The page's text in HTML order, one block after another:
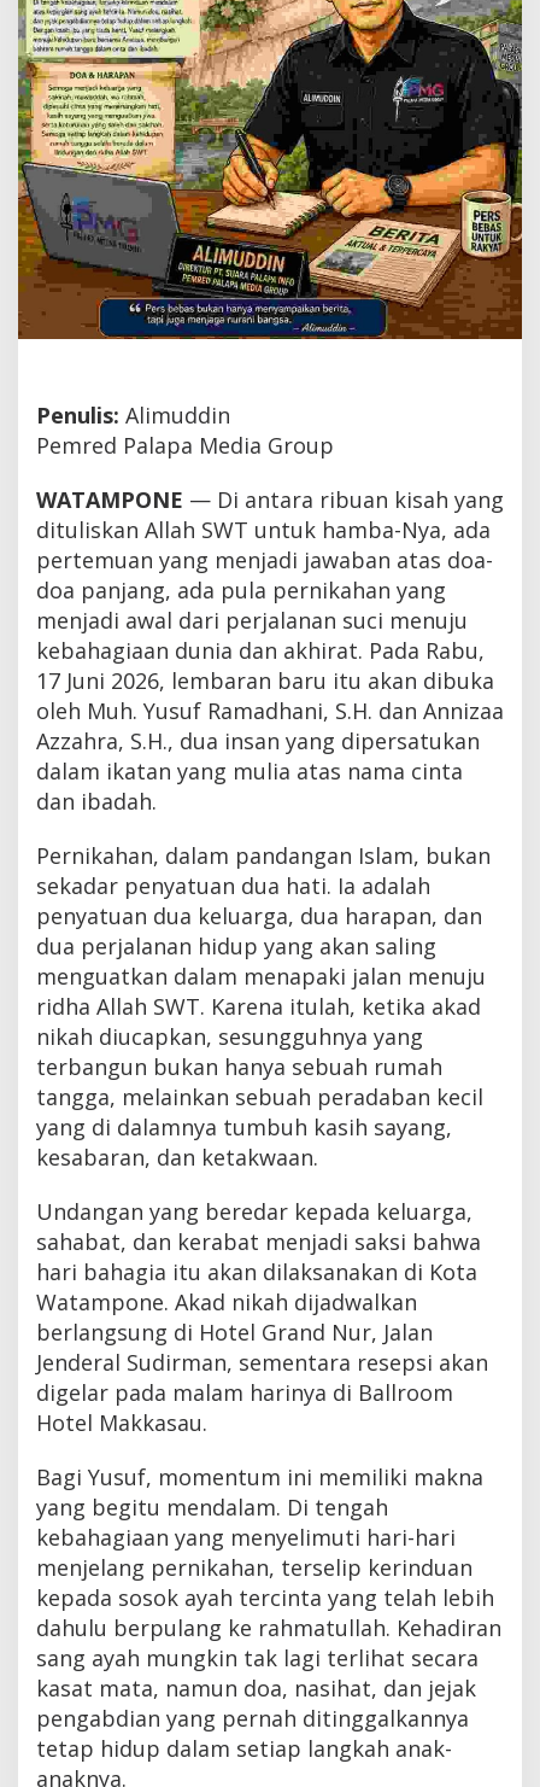
Penulis: Alimuddin
Pemred Palapa Media Group
WATAMPONE — Di antara ribuan kisah yang
dituliskan Allah SWT untuk hamba-Nya, ada
pertemuan yang menjadi jawaban atas doa-
doa panjang, ada pula pernikahan yang
menjadi awal dari perjalanan suci menuju
kebahagiaan dunia dan akhirat. Pada Rabu,
17 Juni 2026, lembaran baru itu akan dibuka
oleh Muh. Yusuf Ramadhani, S.H. dan Annizaa
Azzahra, S.H., dua insan yang dipersatukan
dalam ikatan yang mulia atas nama cinta
dan ibadah.
Pernikahan, dalam pandangan Islam, bukan
sekadar penyatuan dua hati. Ia adalah
penyatuan dua keluarga, dua harapan, dan
dua perjalanan hidup yang akan saling
menguatkan dalam menapaki jalan menuju
ridha Allah SWT. Karena itulah, ketika akad
nikah diucapkan, sesungguhnya yang
terbangun bukan hanya sebuah rumah
tangga, melainkan sebuah peradaban kecil
yang di dalamnya tumbuh kasih sayang,
kesabaran, dan ketakwaan.
Undangan yang beredar kepada keluarga,
sahabat, dan kerabat menjadi saksi bahwa
hari bahagia itu akan dilaksanakan di Kota
Watampone. Akad nikah dijadwalkan
berlangsung di Hotel Grand Nur, Jalan
Jenderal Sudirman, sementara resepsi akan
digelar pada malam harinya di Ballroom
Hotel Makkasau.
Bagi Yusuf, momentum ini memiliki makna
yang begitu mendalam. Di tengah
kebahagiaan yang menyelimuti hari-hari
menjelang pernikahan, terselip kerinduan
kepada sosok ayah tercinta yang telah lebih
dahulu berpulang ke rahmatullah. Kehadiran
sang ayah mungkin tak lagi terlihat secara
kasat mata, namun doa, nasihat, dan jejak
pengabdian yang pernah ditinggalkannya
tetap hidup dalam setiap langkah anak-
anaknya.